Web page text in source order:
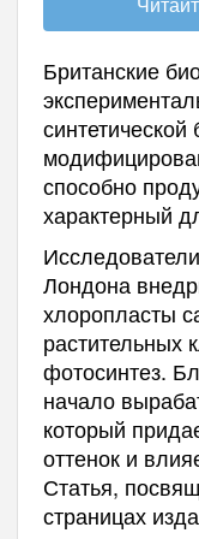
Британские
синтетической
способно
характерный
Лондона
хлоропласты
растительных
фотосинтез.
начало
который
оттенок и
Статья,
страницах